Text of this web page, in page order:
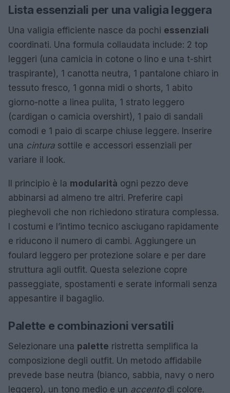
Lista essenziali per una valigia leggera
Una valigia efficiente nasce da pochi essenziali
coordinati. Una formula collaudata include: 2 top
leggeri (una camicia in cotone o lino e una t-shirt
traspirante), 1 canotta neutra, 1 pantalone chiaro in
tessuto fresco, 1 gonna midi o shorts, 1 abito
giorno-notte a linea pulita, 1 strato leggero
(cardigan o camicia overshirt), 1 paio di sandali
comodi e 1 paio di scarpe chiuse leggere. Inserire
una cintura sottile e accessori essenziali per
variare il look.
Il principio è la modularità ogni pezzo deve
abbinarsi ad almeno tre altri. Preferire capi
pieghevoli che non richiedono stiratura complessa.
I costumi e l’intimo tecnico asciugano rapidamente
e riducono il numero di cambi. Aggiungere un
foulard leggero per protezione solare e per dare
struttura agli outfit. Questa selezione copre
passeggiate, spostamenti e serate informali senza
appesantire il bagaglio.
Palette e combinazioni versatili
Selezionare una palette ristretta semplifica la
composizione degli outfit. Un metodo affidabile
prevede base neutra (bianco, sabbia, navy o nero
leggero), un tono medio e un accentodi colore.